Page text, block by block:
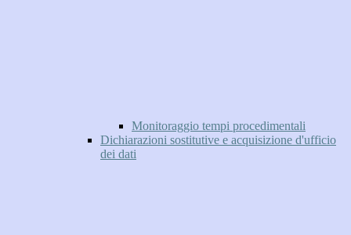
Monitoraggio tempi procedimentali
Dichiarazioni sostitutive e acquisizione d'ufficio
dei dati